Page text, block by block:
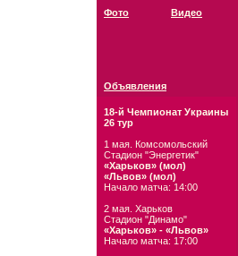
Фото Видео
Объявления
18-й Чемпионат Украины
26 тур
1 мая. Комсомольский
Стадион "Энергетик"
«Харьков» (мол)
«Львов» (мол)
Начало матча: 14:00
2 мая. Харьков
Стадион "Динамо"
«Харьков» - «Львов»
Начало матча: 17:00